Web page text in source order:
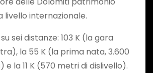
livello internazionale.
sei distanze: 103 K (la gara
la 55 K (la prima nata, 3.600
la 11 K (570 metri di dislivello).